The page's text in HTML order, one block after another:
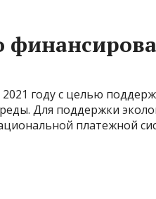
году с целью
Для поддержки
платежной